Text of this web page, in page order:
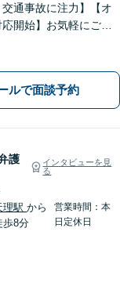
通事故に注力】【オ
開始】お気軽にご相
夜間相談に対応】
ルで面談予約
護
インタビューを見
る
理駅から
歩8分
営業時間：本
日定休日